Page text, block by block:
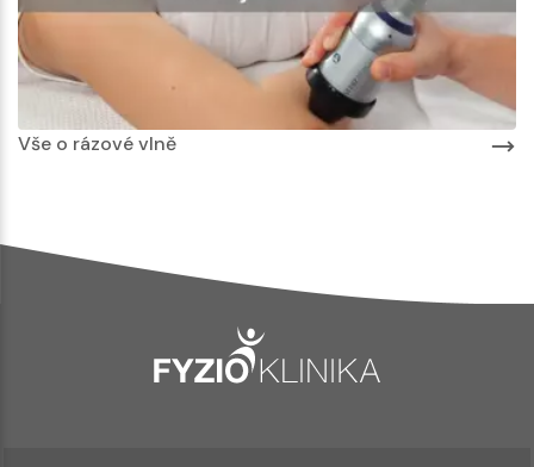
Vše o rázové vlně